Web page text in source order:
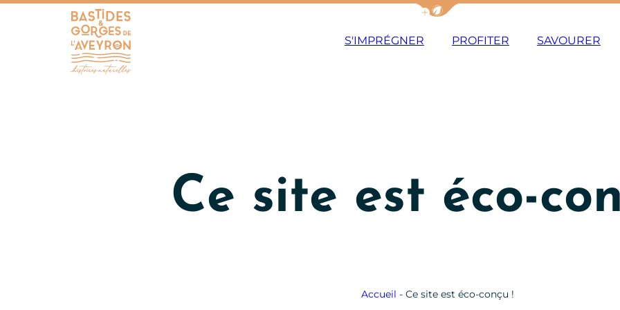
Afficher la barre de navigation du
S'IMPRÉGNER PROFITER SAVOURER
Ce site est éco-
Accueil - Ce site est éco-conçu !